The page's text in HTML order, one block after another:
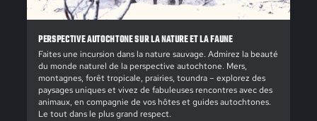
PERSPECTIVE AUTOCHTONE SUR LA NATURE ET LA FAUNE
Faites une incursion dans la nature sauvage. Admirez la beauté
du monde naturel de la perspective autochtone. Mers,
montagnes, forêt tropicale, prairies, toundra – explorez des
paysages uniques et vivez de fabuleuses rencontres avec des
animaux, en compagnie de vos hôtes et guides autochtones.
Le tout dans le plus grand respect.